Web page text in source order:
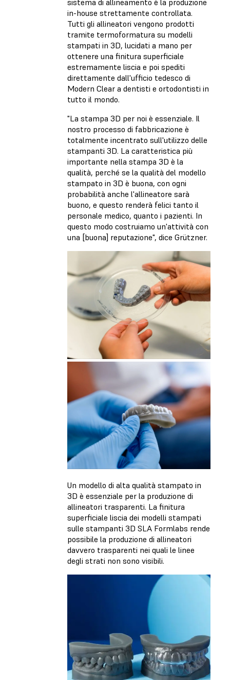
sistema di allineamento è la produzione
in-house strettamente controllata.
Tutti gli allineatori vengono prodotti
tramite termoformatura su modelli
stampati in 3D, lucidati a mano per
ottenere una finitura superficiale
estremamente liscia e poi spediti
direttamente dall'ufficio tedesco di
Modern Clear a dentisti e ortodontisti in
tutto il mondo.
"La stampa 3D per noi è essenziale. Il
nostro processo di fabbricazione è
totalmente incentrato sull'utilizzo delle
stampanti 3D. La caratteristica più
importante nella stampa 3D è la
qualità, perché se la qualità del modello
stampato in 3D è buona, con ogni
probabilità anche l'allineatore sarà
buono, e questo renderà felici tanto il
personale medico, quanto i pazienti. In
questo modo costruiamo un'attività con
una [buona] reputazione", dice Grützner.
Un modello di alta qualità stampato in
3D è essenziale per la produzione di
allineatori trasparenti. La finitura
superficiale liscia dei modelli stampati
sulle stampanti 3D SLA Formlabs rende
possibile la produzione di allineatori
davvero trasparenti nei quali le linee
degli strati non sono visibili.